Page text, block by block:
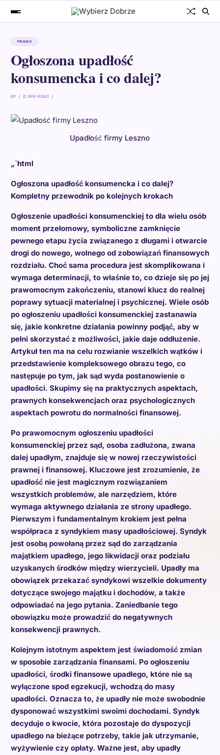
PRAWO
Ogłoszona upadłość
konsumencka i co dalej?
BY 11 MIN READ
Upadłość firmy Leszno
„`html
Ogłoszona upadłość konsumencka i co dalej?
Kompletny przewodnik po kolejnych krokach
Ogłoszenie upadłości konsumenckiej to dla wielu osób
moment przełomowy, symboliczne zamknięcie
pewnego etapu życia związanego z długami i otwarcie
drogi do nowego, wolnego od zobowiązań finansowych
rozdziału. Choć sama procedura jest skomplikowana i
wymaga determinacji, to właśnie to, co dzieje się po jej
prawomocnym zakończeniu, stanowi klucz do realnej
poprawy sytuacji materialnej i psychicznej. Wiele osób
po ogłoszeniu upadłości konsumenckiej zastanawia
się, jakie konkretne działania powinny podjąć, aby w
pełni skorzystać z możliwości, jakie daje oddłużenie.
Artykuł ten ma na celu rozwianie wszelkich wątków i
przedstawienie kompleksowego obrazu tego, co
następuje po tym, jak sąd wyda postanowienie o
upadłości. Skupimy się na praktycznych aspektach,
prawnych konsekwencjach oraz psychologicznych
aspektach powrotu do normalności finansowej.
Po prawomocnym ogłoszeniu upadłości
konsumenckiej przez sąd, osoba zadłużona, zwana
dalej upadłym, znajduje się w nowej rzeczywistości
prawnej i finansowej. Kluczowe jest zrozumienie, że
upadłość nie jest magicznym rozwiązaniem
wszystkich problemów, ale narzędziem, które
wymaga aktywnego działania ze strony upadłego.
Pierwszym i fundamentalnym krokiem jest pełna
współpraca z syndykiem masy upadłościowej. Syndyk
jest osobą powołaną przez sąd do zarządzania
majątkiem upadłego, jego likwidacji oraz podziału
uzyskanych środków między wierzycieli. Upadły ma
obowiązek przekazać syndykowi wszelkie dokumenty
dotyczące swojego majątku i dochodów, a także
odpowiadać na jego pytania. Zaniedbanie tego
obowiązku może prowadzić do negatywnych
konsekwencji prawnych.
Kolejnym istotnym aspektem jest świadomość zmian
w sposobie zarządzania finansami. Po ogłoszeniu
upadłości, środki finansowe upadłego, które nie są
wyłączone spod egzekucji, wchodzą do masy
upadłości. Oznacza to, że upadły nie może swobodnie
dysponować wszystkimi swoimi dochodami. Syndyk
decyduje o kwocie, która pozostaje do dyspozycji
upadłego na bieżące potrzeby, takie jak utrzymanie,
wyżywienie czy opłaty. Ważne jest, aby upadły